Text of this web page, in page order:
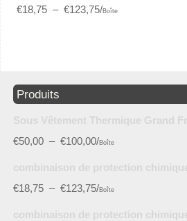
€18,75 – €123,75/Boîte
Produits
Sous Vêtement Thermique Grand
€50,00 – €100,00/Boîte
combinaison de protection
€18,75 – €123,75/Boîte
combinaison de protection